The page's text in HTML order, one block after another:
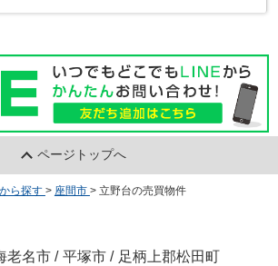
ページトップへ
ら探す > 座間市 > 立野台の売買物件
老名市 / 平塚市 / 足柄上郡松田町